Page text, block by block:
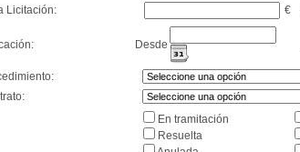
Licitación:
€
Desde
En tramitación
Resuelta